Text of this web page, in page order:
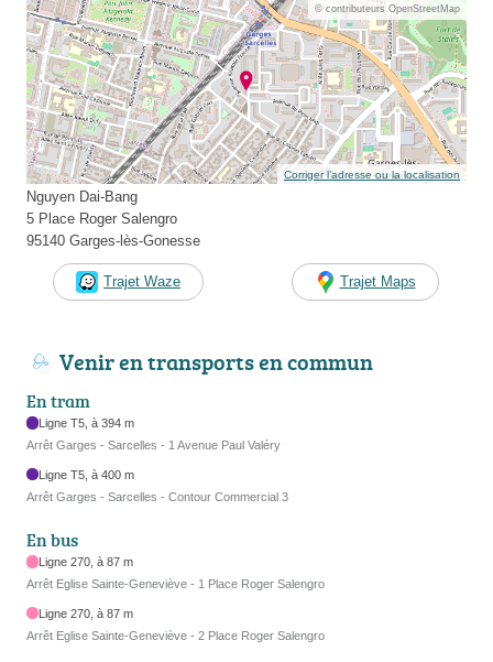
© contributeurs OpenStreetMap
Corriger l’adresse ou la localisation
Nguyen Dai-Bang
5 Place Roger Salengro
95140 Garges-lès-Gonesse
Trajet Waze Trajet Maps
Venir en transports en commun
En tram
Ligne T5, à 394 m
Arrêt Garges - Sarcelles - 1 Avenue Paul Valéry
Ligne T5, à 400 m
Arrêt Garges - Sarcelles - Contour Commercial 3
En bus
Ligne 270, à 87 m
Arrêt Eglise Sainte-Geneviève - 1 Place Roger Salengro
Ligne 270, à 87 m
Arrêt Eglise Sainte-Geneviève - 2 Place Roger Salengro